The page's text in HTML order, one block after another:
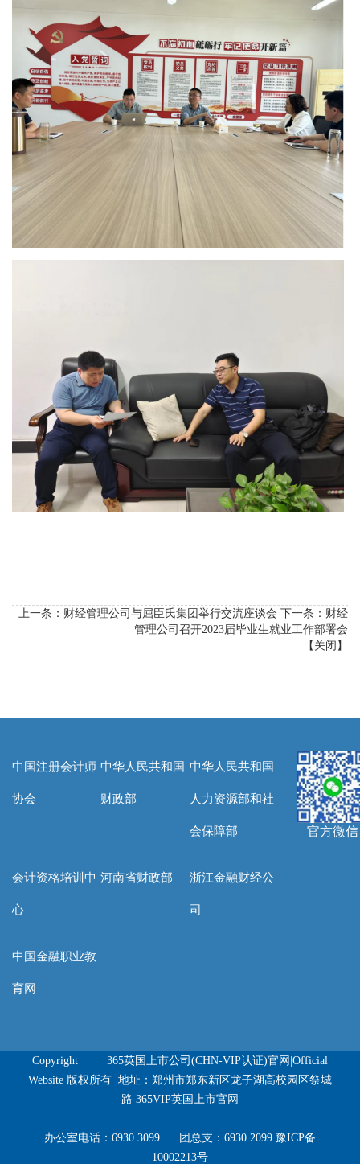
上一条： 财经管理公司与屈臣氏集团举行交流座谈会 下一条： 财经
管理公司召开2023届毕业生就业工作部署会
【 关闭 】
中国注册会计师
协会
中华人民共和国
财政部
中华人民共和国
人力资源部和社
会保障部
会计资格培训中
心
河南省财政部 浙江金融财经公
司
中国金融职业教
育网
官方微信
Copyright 365英国上市公司(CHN-VIP认证)官网|Official
Website 版权所有 地址：郑州市郑东新区龙子湖高校园区祭城
路 365VIP英国上市官网
办公室电话：6930 3099 团总支：6930 2099 豫ICP备
10002213号